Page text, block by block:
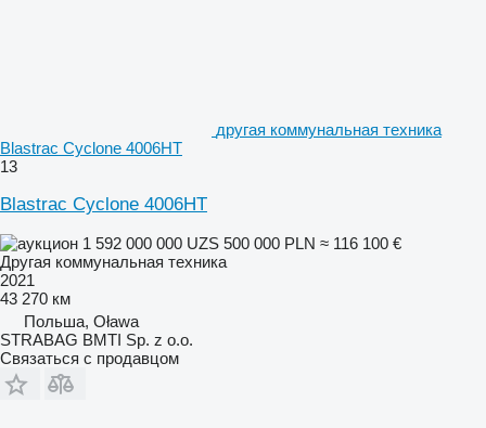
другая коммунальная техника
Blastrac Cyclone 4006HT
13
Blastrac Cyclone 4006HT
1 592 000 000 UZS 500 000 PLN ≈ 116 100 €
Другая коммунальная техника
2021
43 270 км
Польша, Oława
STRABAG BMTI Sp. z o.o.
Связаться с продавцом